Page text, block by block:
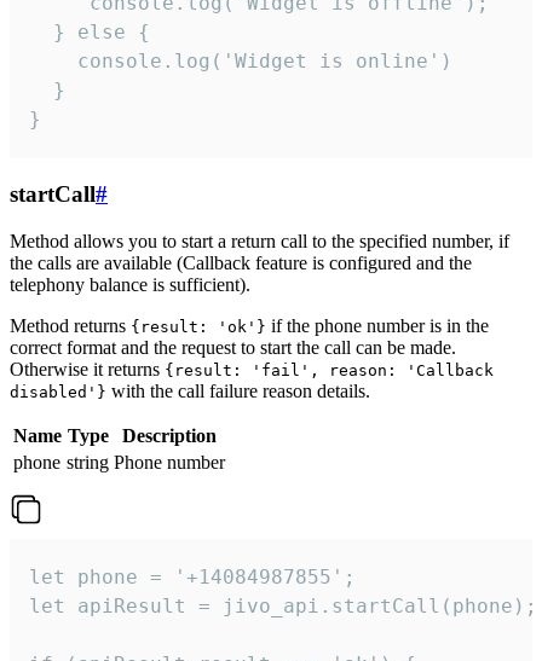
  } else {
    console.log('Widget is online')
  }
}
startCall#
Method allows you to start a return call to the specified number, if
the calls are available (Callback feature is configured and the
telephony balance is sufficient).
Method returns {result: 'ok'} if the phone number is in the
correct format and the request to start the call can be made.
Otherwise it returns {result: 'fail', reason: 'Callback
disabled'} with the call failure reason details.
Name Type
Description
phone string Phone number
let phone = '+14084987855';
let apiResult = jivo_api.startCall(phone);